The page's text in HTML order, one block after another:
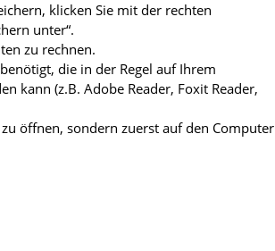
klicken Sie mit der rechten
unter“.
zu rechnen.
die in der Regel auf Ihrem
kann (z.B. Adobe Reader, Foxit Reader,
öffnen, sondern zuerst auf den Computer